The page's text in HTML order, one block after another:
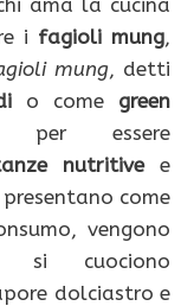
i fagioli mung,
mung, detti
o come green
per essere
nutritivee
presentano come
vengono
si cuociono
dolciastro e